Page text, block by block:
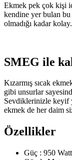
Ekmek pek çok kişi
kendine yer bulan
olmadığı kadar kolay.
SMEG ile
Kızarmış sıcak
gibi unsurlar
Sevdiklerinizle keyif
ekmek de her daim
Özellikler
Güç : 950 Watt